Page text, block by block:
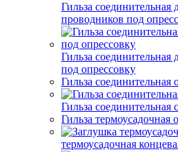
Гильза
проводников под
Гильза
под опрессовку
Гильза соединительная
Гильза
Гильза термоусадочная
термоусадочная